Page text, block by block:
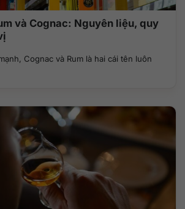
và Cognac: Nguyên liệu, quy
Cognac và Rum là hai cái tên luôn